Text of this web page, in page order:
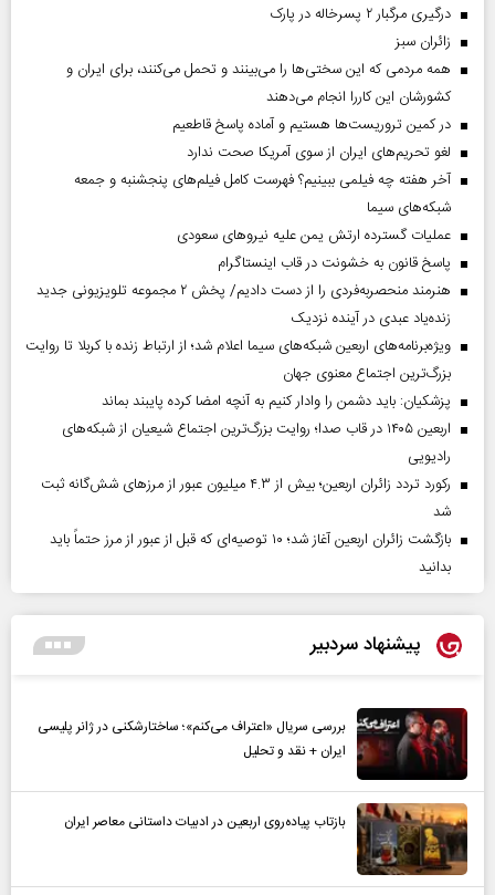
درگیری مرگبار ۲ پسرخاله در پارک
‌زائران سبز
همه مردمی که این سختی‌ها را می‌بینند و تحمل می‌کنند، برای ایران و
کشورشان این کاررا انجام می‌دهند
در کمین تروریست‌ها هستیم و آماده پاسخ قاطعیم
لغو تحریم‌های ایران از سوی آمریکا صحت ندارد
آخر هفته چه فیلمی ببینیم؟ فهرست کامل فیلم‌های پنجشنبه و جمعه
شبکه‌های سیما
عملیات گسترده ارتش یمن علیه نیروهای سعودی
پاسخ قانون به خشونت در قاب اینستاگرام
هنرمند منحصر‌به‌فردی را از دست دادیم/ پخش ۲ مجموعه تلویزیونی جدید
زنده‌یاد عبدی در آینده نزدیک
ویژه‌برنامه‌های اربعین شبکه‌های سیما اعلام شد؛ از ارتباط زنده با کربلا تا روایت
بزرگ‌ترین اجتماع معنوی جهان
پزشکیان: باید دشمن را وادار کنیم به آنچه امضا کرده پایبند بماند
اربعین ۱۴۰۵ در قاب صدا؛ روایت بزرگ‌ترین اجتماع شیعیان از شبکه‌های
رادیویی
رکورد تردد زائران اربعین؛ بیش از ۴.۳ میلیون عبور از مرزهای شش‌گانه ثبت
شد
بازگشت زائران اربعین آغاز شد؛ ۱۰ توصیه‌ای که قبل از عبور از مرز حتماً باید
بدانید
پیشنهاد سردبیر
بررسی سریال «اعتراف می‌کنم»؛ ساختارشکنی در ژانر پلیسی
ایران + نقد و تحلیل
بازتاب پیاده‌روی اربعین در ادبیات داستانی معاصر ایران